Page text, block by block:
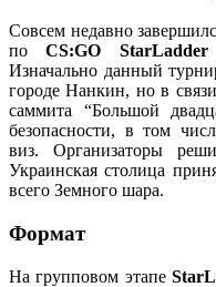
Совсем недавно
поCS:GO
Изначально данный
городе Нанкин, но в
саммита “Большой
безопасности, в том
виз. Организаторы
Украинская столица
всего Земного шара.
Формат
На групповом этапе